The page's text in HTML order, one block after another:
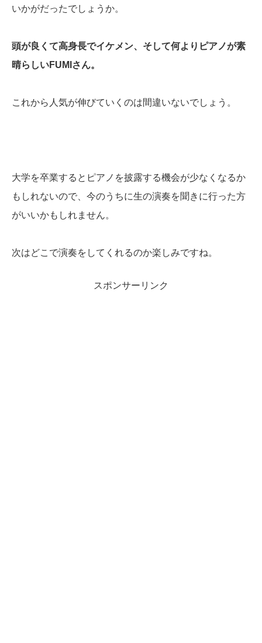
いかがだったでしょうか。
頭が良くて高身長でイケメン、そして何よりピアノが素
晴らしいFUMIさん。
これから人気が伸びていくのは間違いないでしょう。
大学を卒業するとピアノを披露する機会が少なくなるか
もしれないので、今のうちに生の演奏を聞きに行った方
がいいかもしれません。
次はどこで演奏をしてくれるのか楽しみですね。
スポンサーリンク